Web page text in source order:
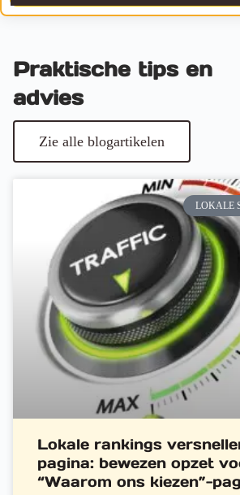
Praktische tips en
advies
Zie alle blogartikelen
LOKALE
Lokale rankings
pagina: bewezen opzet
“Waarom ons kiezen”-